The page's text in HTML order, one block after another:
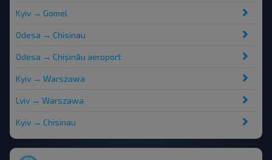
Kyiv → Gomel
Odesa → Chisinau
Odesa → Chișinău aeroport
Kyiv → Warszawa
Lviv → Warszawa
Kyiv → Chisinau